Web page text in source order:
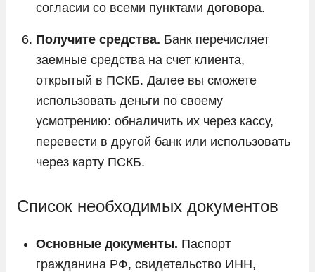
согласии со всеми пунктами договора.
Получите средства. Банк перечисляет
заемные средства на счет клиента,
открытый в ПСКБ. Далее вы сможете
использовать деньги по своему
усмотрению: обналичить их через кассу,
перевести в другой банк или использовать
через карту ПСКБ.
Список необходимых документов
Основные документы. Паспорт
гражданина РФ, свидетельство ИНН,